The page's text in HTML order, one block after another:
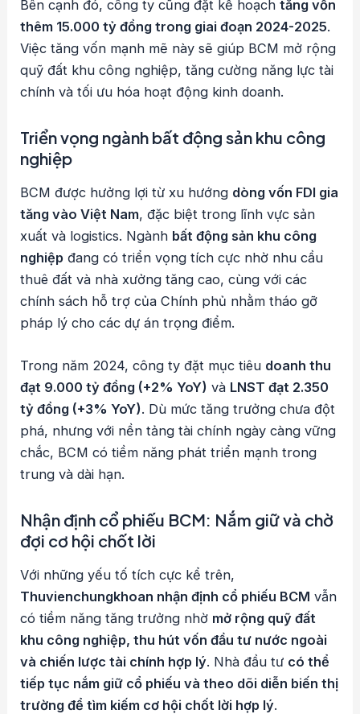
Bên cạnh đó, công ty cũng đặt kế hoạchtăng vốn
thêm 15.000 tỷ đồng trong giai đoạn 2024-2025.
Việc tăng vốn mạnh mẽ này sẽ giúp BCM mở rộng
quỹ đất khu công nghiệp, tăng cường năng lực tài
chính và tối ưu hóa hoạt động kinh doanh.
Triển vọng ngành bất động sản khu công
nghiệp
BCM được hưởng lợi từ xu hướng dòng vốn FDI gia
tăng vào Việt Nam, đặc biệt trong lĩnh vực sản
xuất và logistics. Ngành bất động sản khu công
nghiệp đang có triển vọng tích cực nhờ nhu cầu
thuê đất và nhà xưởng tăng cao, cùng với các
chính sách hỗ trợ của Chính phủ nhằm tháo gỡ
pháp lý cho các dự án trọng điểm.
Trong năm 2024, công ty đặt mục tiêu doanh thu
đạt 9.000 tỷ đồng (+2% YoY) và LNST đạt 2.350
tỷ đồng (+3% YoY). Dù mức tăng trưởng chưa đột
phá, nhưng với nền tảng tài chính ngày càng vững
chắc, BCM có tiềm năng phát triển mạnh trong
trung và dài hạn.
Nhận định cổ phiếu BCM: Nắm giữ và chờ
đợi cơ hội chốt lời
Với những yếu tố tích cực kể trên,
Thuvienchungkhoan nhận định cổ phiếu BCM vẫn
có tiềm năng tăng trưởng nhờ mở rộng quỹ đất
khu công nghiệp, thu hút vốn đầu tư nước ngoài
và chiến lược tài chính hợp lý. Nhà đầu tư có thể
tiếp tục nắm giữ cổ phiếu và theo dõi diễn biến thị
trường để tìm kiếm cơ hội chốt lời hợp lý.